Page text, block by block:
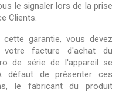
le signaler lors de la prise
Clients.
garantie, vous devez
votre facture d'achat du
de série de l'appareil se
défaut de présenter ces
le fabricant du produit